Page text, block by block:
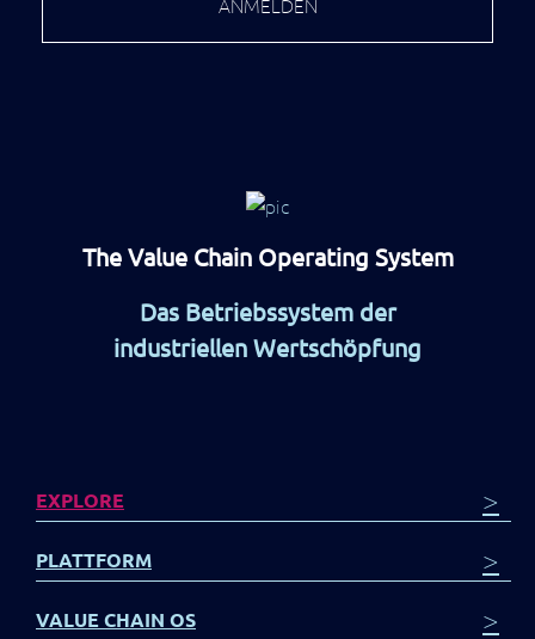
The Value Chain Operating System
Das Betriebssystem der
industriellen Wertschöpfung
EXPLORE >
PLATTFORM >
VALUE CHAIN OS >